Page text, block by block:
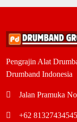
Pengrajin Alat
Drumband Indonesia
Jalan Pramuka
+62 81327434545